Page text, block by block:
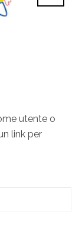
utente o
link per